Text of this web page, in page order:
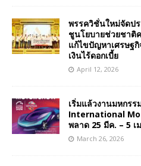
พรรควิชั่นใหม่จัดป
ชูนโยบายช่วยชาติ
แก้ไขปัญหาเศรษฐ
เงินไร้ดอกเบี้ย
April 12, 2026
เริ่มแล้วงานมหกร
International
พลาด 25 มีค. – 5 เ
March 26, 2026